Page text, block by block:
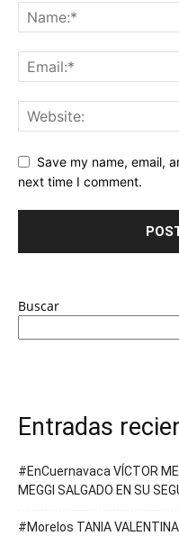
Save my name, email,
next time I comment.
Buscar
Entradas
#EnCuernavaca VÍCTOR
MEGGI SALGADO EN SU
#Morelos TANIA